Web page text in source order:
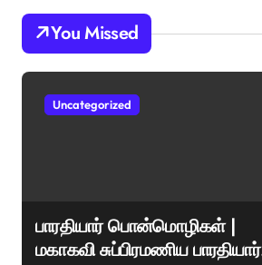
You Missed
Uncategorized
பாரதியார் பொன்மொழிகள் |
மகாகவி சுப்பிரமணிய பாரதியார்